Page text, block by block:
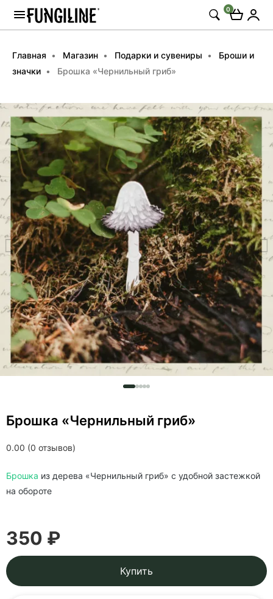
0
Главная Магазин Подарки и сувениры
Броши и
значки
Брошка «Чернильный гриб»
0.00 (0 отзывов)
Брошка «Чернильный гриб»
Брошка из дерева «Чернильный гриб» c удобной застежкой
на обороте
350 ₽
Купить